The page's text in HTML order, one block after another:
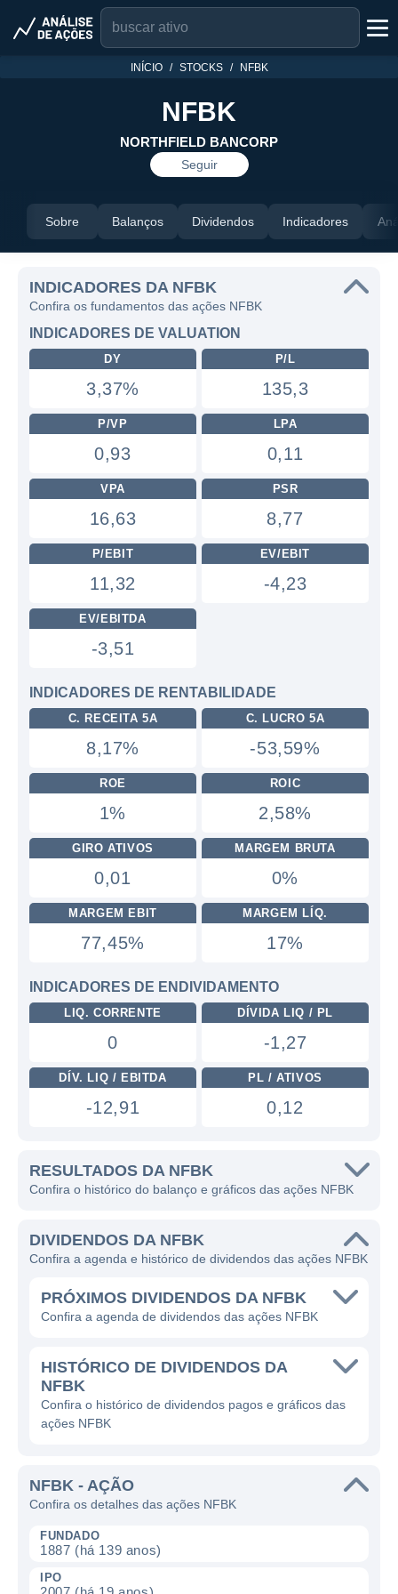
INÍCIO STOCKS NFBK
NFBK
NORTHFIELD BANCORP
Seguir
Sobre Balanços Dividendos Indicadores
INDICADORES DA NFBK
Confira os fundamentos das ações NFBK
INDICADORES DE VALUATION
DY
3,37%
P/L
135,3
P/VP
0,93
LPA
0,11
VPA
16,63
PSR
8,77
P/EBIT
11,32
EV/EBIT
-4,23
EV/EBITDA
-3,51
INDICADORES DE RENTABILIDADE
C. RECEITA 5A
8,17%
C. LUCRO 5A
-53,59%
ROE
1%
ROIC
2,58%
GIRO ATIVOS
0,01
MARGEM BRUTA
0%
MARGEM EBIT
77,45%
MARGEM LÍQ.
17%
INDICADORES DE ENDIVIDAMENTO
LIQ. CORRENTE
0
DÍVIDA LIQ / PL
-1,27
DÍV. LIQ / EBITDA
-12,91
PL / ATIVOS
0,12
RESULTADOS DA NFBK
Confira o histórico do balanço e gráficos das ações NFBK
DIVIDENDOS DA NFBK
Confira a agenda e histórico de dividendos das ações NFBK
PRÓXIMOS DIVIDENDOS DA NFBK
Confira a agenda de dividendos das ações NFBK
HISTÓRICO DE DIVIDENDOS DA
NFBK
Confira o histórico de dividendos pagos e gráficos das
ações NFBK
NFBK - AÇÃO
Confira os detalhes das ações NFBK
FUNDADO
1887 (há 139 anos)
IPO